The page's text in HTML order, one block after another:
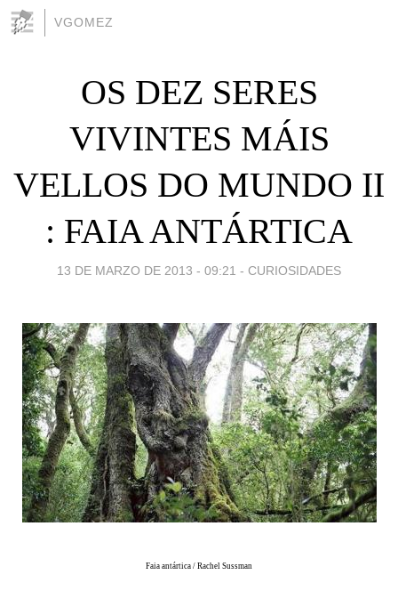
VGOMEZ
OS DEZ SERES
VIVINTES MÁIS
VELLOS DO MUNDO II
: FAIA ANTÁRTICA
13 DE MARZO DE 2013 - 09:21 - CURIOSIDADES
Faia antártica / Rachel Sussman